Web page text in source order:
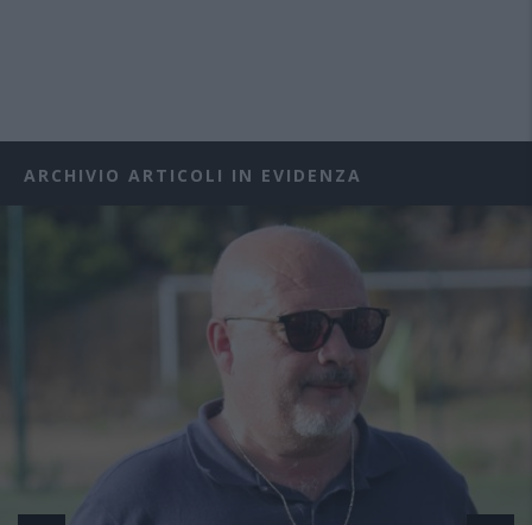
ARCHIVIO ARTICOLI IN EVIDENZA